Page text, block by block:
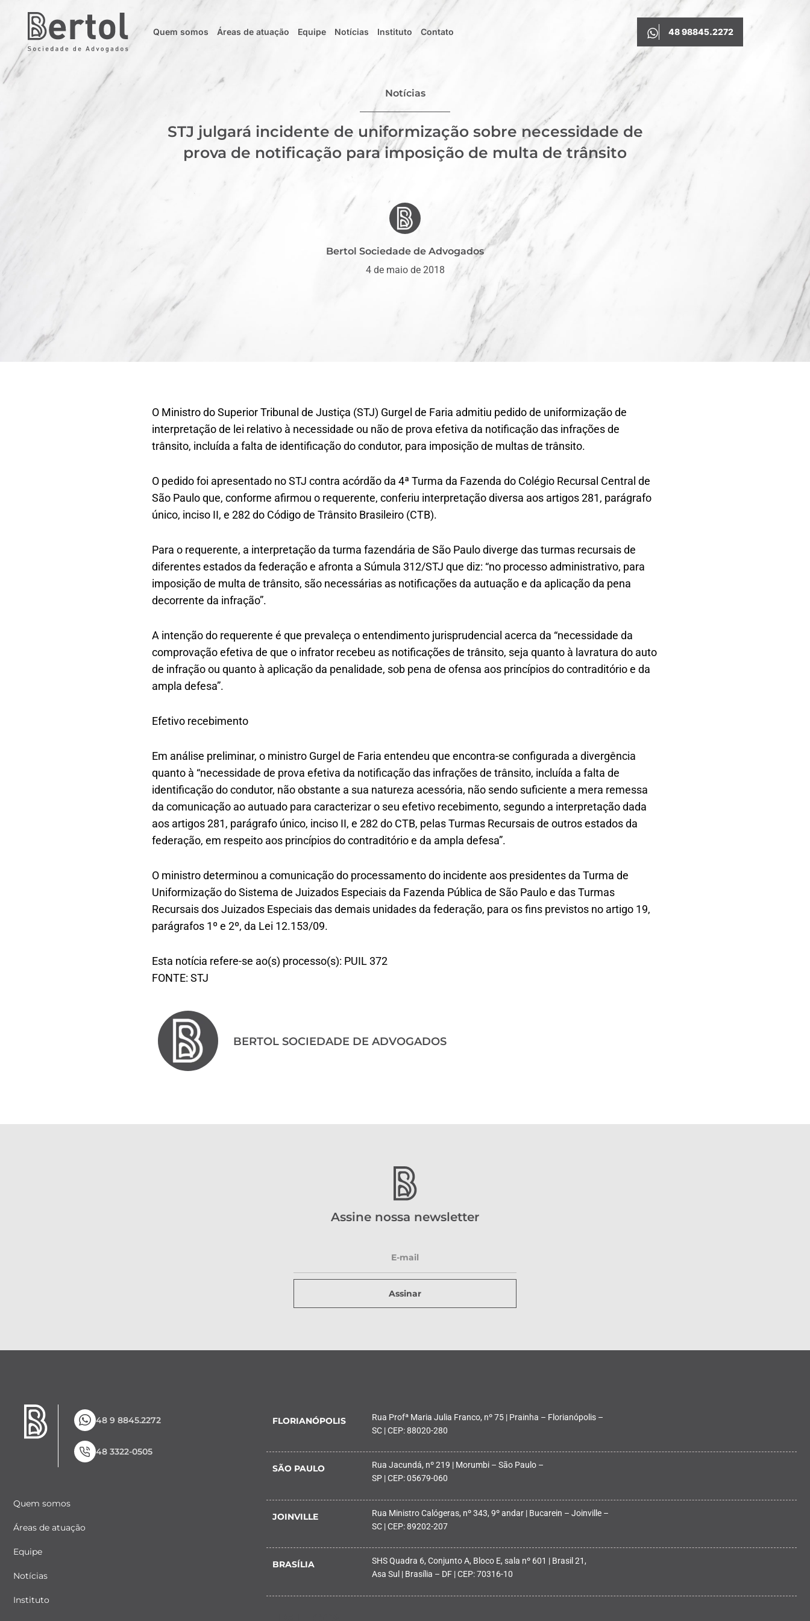
Quem somos Áreas de atuação Equipe Notícias Instituto Contato 48 98845.2272
Notícias
STJ julgará incidente de uniformização sobre necessidade de
prova de notificação para imposição de multa de trânsito
Bertol Sociedade de Advogados
4 de maio de 2018
O Ministro do Superior Tribunal de Justiça (STJ) Gurgel de Faria admitiu pedido de uniformização de
interpretação de lei relativo à necessidade ou não de prova efetiva da notificação das infrações de
trânsito, incluída a falta de identificação do condutor, para imposição de multas de trânsito.
O pedido foi apresentado no STJ contra acórdão da 4ª Turma da Fazenda do Colégio Recursal Central de
São Paulo que, conforme afirmou o requerente, conferiu interpretação diversa aos artigos 281, parágrafo
único, inciso II, e 282 do Código de Trânsito Brasileiro (CTB).
Para o requerente, a interpretação da turma fazendária de São Paulo diverge das turmas recursais de
diferentes estados da federação e afronta a Súmula 312/STJ que diz: “no processo administrativo, para
imposição de multa de trânsito, são necessárias as notificações da autuação e da aplicação da pena
decorrente da infração”.
A intenção do requerente é que prevaleça o entendimento jurisprudencial acerca da “necessidade da
comprovação efetiva de que o infrator recebeu as notificações de trânsito, seja quanto à lavratura do auto
de infração ou quanto à aplicação da penalidade, sob pena de ofensa aos princípios do contraditório e da
ampla defesa”.
Efetivo recebimento
Em análise preliminar, o ministro Gurgel de Faria entendeu que encontra-se configurada a divergência
quanto à “necessidade de prova efetiva da notificação das infrações de trânsito, incluída a falta de
identificação do condutor, não obstante a sua natureza acessória, não sendo suficiente a mera remessa
da comunicação ao autuado para caracterizar o seu efetivo recebimento, segundo a interpretação dada
aos artigos 281, parágrafo único, inciso II, e 282 do CTB, pelas Turmas Recursais de outros estados da
federação, em respeito aos princípios do contraditório e da ampla defesa”.
O ministro determinou a comunicação do processamento do incidente aos presidentes da Turma de
Uniformização do Sistema de Juizados Especiais da Fazenda Pública de São Paulo e das Turmas
Recursais dos Juizados Especiais das demais unidades da federação, para os fins previstos no artigo 19,
parágrafos 1º e 2º, da Lei 12.153/09.
Esta notícia refere-se ao(s) processo(s): PUIL 372
FONTE: STJ
BERTOL SOCIEDADE DE ADVOGADOS
Assine nossa newsletter
Assinar
48 9 8845.2272
48 3322-0505
Quem somos
Áreas de atuação
Equipe
Notícias
Instituto
FLORIANÓPOLIS
Rua Profª Maria Julia Franco, nº 75 | Prainha – Florianópolis –
SC | CEP: 88020-280
SÃO PAULO
Rua Jacundá, nº 219 | Morumbi – São Paulo –
SP | CEP: 05679-060
JOINVILLE
Rua Ministro Calógeras, nº 343, 9º andar | Bucarein – Joinville –
SC | CEP: 89202-207
BRASÍLIA
SHS Quadra 6, Conjunto A, Bloco E, sala nº 601 | Brasil 21,
Asa Sul | Brasília – DF | CEP: 70316-10